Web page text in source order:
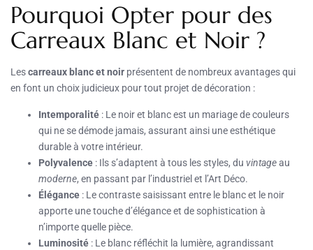
Pourquoi Opter pour des
Carreaux Blanc et Noir ?
Lescarreaux blanc et noir présentent de nombreux avantages qui
en font un choix judicieux pour tout projet de décoration :
Intemporalité : Le noir et blanc est un mariage de couleurs
qui ne se démode jamais, assurant ainsi une esthétique
durable à votre intérieur.
Polyvalence : Ils s’adaptent à tous les styles, du vintageau
moderne, en passant par l’industriel et l’Art Déco.
Élégance : Le contraste saisissant entre le blanc et le noir
apporte une touche d’élégance et de sophistication à
n’importe quelle pièce.
Luminosité : Le blanc réfléchit la lumière, agrandissant